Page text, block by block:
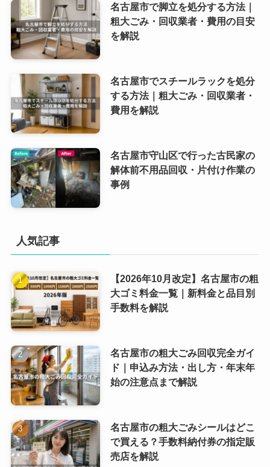
名古屋市で脚立を処分する方法｜
粗大ごみ・回収業者・費用の目安
を解説
名古屋市でスチールラックを処分
する方法｜粗大ごみ・回収業者・
費用を解説
名古屋市守山区で行った古民家の
解体前不用品回収・片付け作業の
事例
人気記事
【2026年10月改定】名古屋市の粗
大ゴミ料金一覧｜新料金と品目別
手数料を解説
名古屋市の粗大ごみ回収完全ガイ
ド｜申込み方法・出し方・年末年
始の注意点まで解説
名古屋市の粗大ごみシールはどこ
で買える？手数料納付券の指定販
売店を解説